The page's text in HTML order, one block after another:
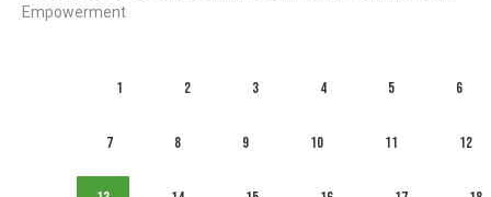
Empowerment
1 2 3 4 5 6
7 8 9 10 11 12